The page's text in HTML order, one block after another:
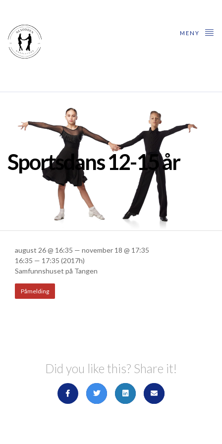
MENY
Sportsdans 12-15 år
august 26 @ 16:35 — november 18 @ 17:35
16:35 — 17:35 (2017h)
Samfunnshuset på Tangen
Påmelding
Did you like this? Share it!